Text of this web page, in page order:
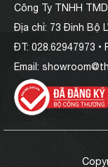
Công Ty TNHH
Địa chỉ: 73 Đinh Bộ
ĐT: 028.62947973 •
Email: